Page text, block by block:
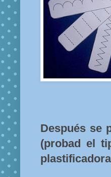
Después se
(probad el